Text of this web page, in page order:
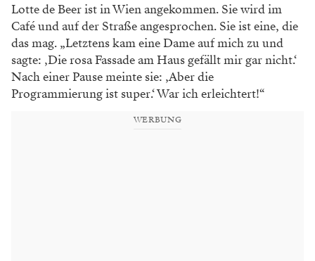
Lotte de Beer ist in Wien angekommen. Sie wird im
Café und auf der Straße angesprochen. Sie ist eine, die
das mag. „Letztens kam eine Dame auf mich zu und
sagte: ‚Die rosa Fassade am Haus gefällt mir gar nicht.‘
Nach einer Pause meinte sie: ,Aber die
Programmierung ist super.‘ War ich erleichtert!“
WERBUNG